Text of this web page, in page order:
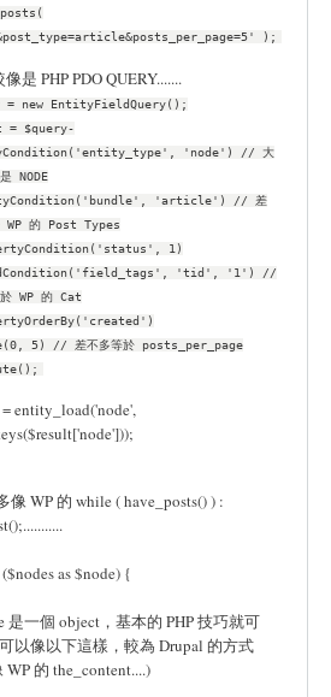
);
是 PHP PDO QUERY.......
= new EntityFieldQuery();
= $query-
'node') // 大
NODE
'article') // 差
WP 的 Post Types
1)
'tid', '1') //
於 WP 的 Cat
5) // 差不多等於 posts_per_page
entity_load('node',
像 WP 的 while ( have_posts() ) :
as $node) {
是一個 object，基本的 PHP 技巧就可
以像以下這樣，較為 Drupal 的方式
WP 的 the_content....)